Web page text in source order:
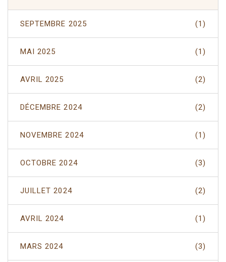
SEPTEMBRE 2025 (1)
MAI 2025 (1)
AVRIL 2025 (2)
DÉCEMBRE 2024 (2)
NOVEMBRE 2024 (1)
OCTOBRE 2024 (3)
JUILLET 2024 (2)
AVRIL 2024 (1)
MARS 2024 (3)